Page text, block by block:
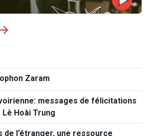
Zaram
messages de félicitations
Hoài Trung
de l’étranger, une ressource